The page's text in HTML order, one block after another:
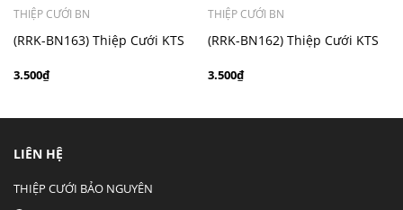
THIỆP CƯỚI BN
(RRK-BN163) Thiệp Cưới KTS
3.500₫
THIỆP CƯỚI BN
(RRK-BN162) Thiệp Cưới KTS
3.500₫
LIÊN HỆ
THIỆP CƯỚI BẢO NGUYÊN